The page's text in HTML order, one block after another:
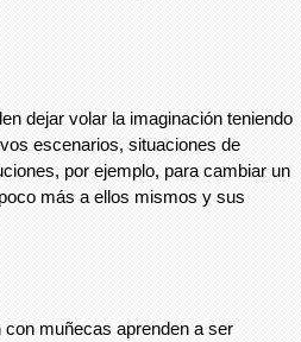
dejar volar la imaginación teniendo
escenarios, situaciones de
por ejemplo, para cambiar un
más a ellos mismos y sus
muñecas aprenden a ser